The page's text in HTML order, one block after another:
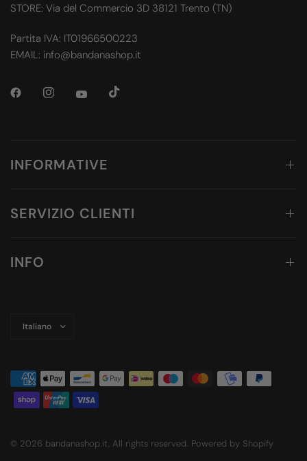
STORE: Via del Commercio 3D 38121 Trento (TN)
Partita IVA: IT01966500223
EMAIL: info@bandanashop.it
INFORMATIVE
SERVIZIO CLIENTI
INFO
paese/area
© 2026 bandanashop.it, All rights reserved. Powered by Shopify